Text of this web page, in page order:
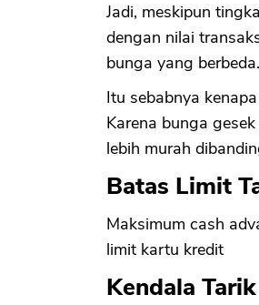
Jadi, meskipun
dengan nilai
bunga yang berbeda.
Itu sebabnya
Karena bunga
lebih murah
Batas Limit
Maksimum cash
limit kartu kredit
Kendala